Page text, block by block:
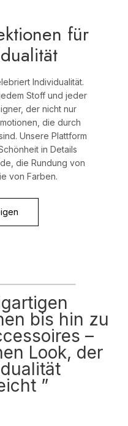
für Ihre
für
Individualität.
Stoff und jeder
der nicht nur
die durch
Unsere Plattform
in Details
die Rundung von
von Farben.
bis hin zu
–
Look, der
”